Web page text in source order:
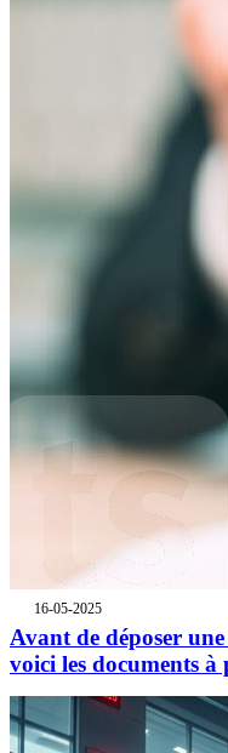
16-05-2025
Avant de déposer
voici les documents à